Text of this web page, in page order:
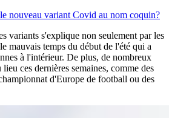
nouveau variant Covid au nom coquin?
variants s'explique non seulement par les
mauvais temps du début de l'été qui a
à l'intérieur. De plus, de nombreux
ces dernières semaines, comme des
d'Europe de football ou des